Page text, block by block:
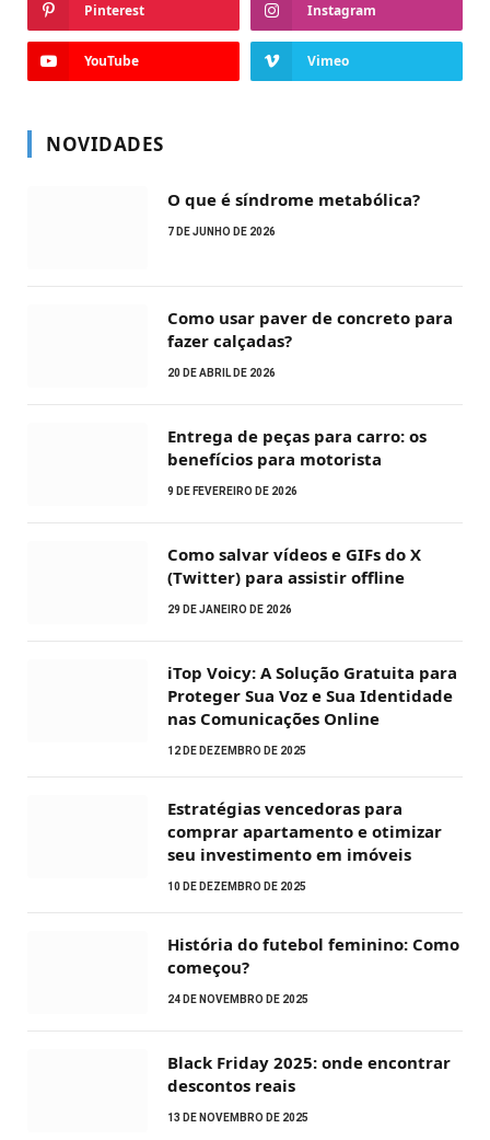
Pinterest Instagram
YouTube Vimeo
NOVIDADES
O que é síndrome metabólica?
7 DE JUNHO DE 2026
Como usar paver de concreto para
fazer calçadas?
20 DE ABRIL DE 2026
Entrega de peças para carro: os
benefícios para motorista
9 DE FEVEREIRO DE 2026
Como salvar vídeos e GIFs do X
(Twitter) para assistir offline
29 DE JANEIRO DE 2026
iTop Voicy: A Solução Gratuita para
Proteger Sua Voz e Sua Identidade
nas Comunicações Online
12 DE DEZEMBRO DE 2025
Estratégias vencedoras para
comprar apartamento e otimizar
seu investimento em imóveis
10 DE DEZEMBRO DE 2025
História do futebol feminino: Como
começou?
24 DE NOVEMBRO DE 2025
Black Friday 2025: onde encontrar
descontos reais
13 DE NOVEMBRO DE 2025